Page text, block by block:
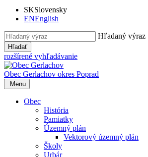
SKSlovensky
ENEnglish
Hľadaný výraz
Hľadať
rozšírené vyhľadávanie
Obec Gerlachov okres Poprad
Menu
Obec
História
Pamiatky
Územný plán
Vektorový územný plán
Školy
Urbár